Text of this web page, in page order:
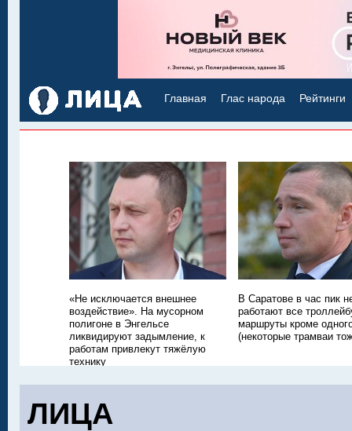
Главная Глас народа Рейтинги
«Не исключается внешнее
воздействие». На мусорном
полигоне в Энгельсе
ликвидируют задымление, к
работам привлекут тяжёлую
технику
В Саратове в час пик
работают все
маршруты кроме
(некоторые трамваи
ЛИЦА